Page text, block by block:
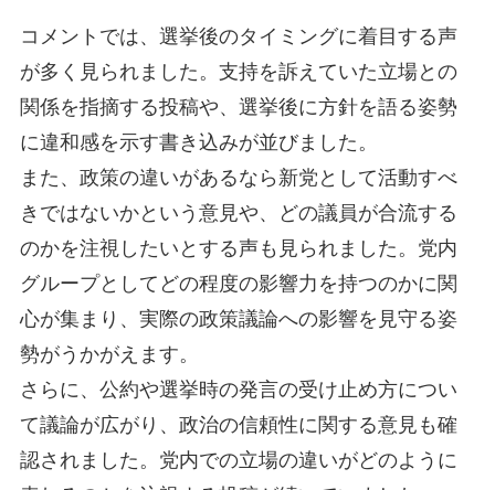
コメントでは、選挙後のタイミングに着目する声
が多く見られました。支持を訴えていた立場との
関係を指摘する投稿や、選挙後に方針を語る姿勢
に違和感を示す書き込みが並びました。
また、政策の違いがあるなら新党として活動すべ
きではないかという意見や、どの議員が合流する
のかを注視したいとする声も見られました。党内
グループとしてどの程度の影響力を持つのかに関
心が集まり、実際の政策議論への影響を見守る姿
勢がうかがえます。
さらに、公約や選挙時の発言の受け止め方につい
て議論が広がり、政治の信頼性に関する意見も確
認されました。党内での立場の違いがどのように